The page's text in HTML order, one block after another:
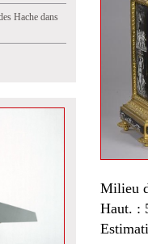
Hache dans
Milieu
Haut. :